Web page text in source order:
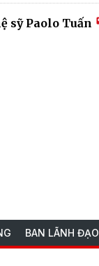
sỹ Paolo Tuấn
BAN LÃNH ĐẠO